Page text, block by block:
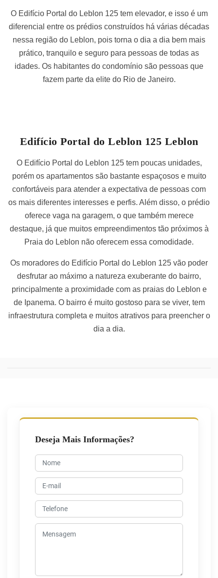
O Edifício Portal do Leblon 125 tem elevador, e isso é um
diferencial entre os prédios construídos há várias décadas
nessa região do Leblon, pois torna o dia a dia bem mais
prático, tranquilo e seguro para pessoas de todas as
idades. Os habitantes do condomínio são pessoas que
fazem parte da elite do Rio de Janeiro.
Edifício Portal do Leblon 125 Leblon
O Edifício Portal do Leblon 125 tem poucas unidades,
porém os apartamentos são bastante espaçosos e muito
confortáveis para atender a expectativa de pessoas com
os mais diferentes interesses e perfis. Além disso, o prédio
oferece vaga na garagem, o que também merece
destaque, já que muitos empreendimentos tão próximos à
Praia do Leblon não oferecem essa comodidade.
Os moradores do Edifício Portal do Leblon 125 vão poder
desfrutar ao máximo a natureza exuberante do bairro,
principalmente a proximidade com as praias do Leblon e
de Ipanema. O bairro é muito gostoso para se viver, tem
infraestrutura completa e muitos atrativos para preencher o
dia a dia.
Deseja Mais Informações?